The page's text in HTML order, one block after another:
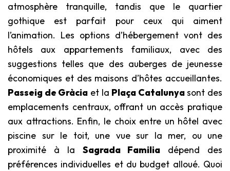
atmosphère tranquille, tandis que le quartier
gothique est parfait pour ceux qui aiment
l’animation. Les options d’hébergement vont des
hôtels aux appartements familiaux, avec des
suggestions telles que des auberges de jeunesse
économiques et des maisons d’hôtes accueillantes.
Passeig de Gràcia et la Plaça Catalunyasont des
emplacements centraux, offrant un accès pratique
aux attractions. Enfin, le choix entre un hôtel avec
piscine sur le toit, une vue sur la mer, ou une
proximité à la Sagrada Familia dépend des
préférences individuelles et du budget alloué. Quoi